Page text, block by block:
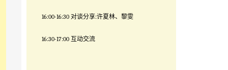
16:00-16:30 对谈分享:许夏林、黎雯
16:30-17:00 互动交流